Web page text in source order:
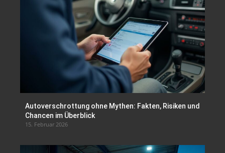
Autoverschrottung ohne Mythen: Fakten, Risiken und
Chancen im Überblick
15. Februar 2026